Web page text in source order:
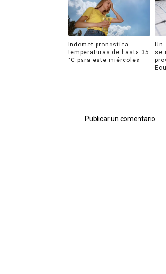
Indomet pronostica
temperaturas de hasta 35
°C para este miércoles
Un
se
Publicar un comentario